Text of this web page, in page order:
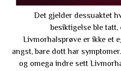
Det gjelder dessuaktet
besiktigelse ble
Livmorhalsprøve er ikke et
angst, bare dott har
og omega indre sett